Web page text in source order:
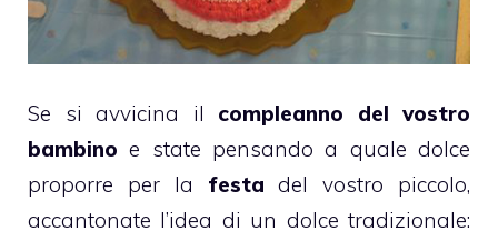
Se si avvicina il compleanno del vostro
bambino e state pensando a quale dolce
proporre per la festa del vostro piccolo,
accantonate l’idea di un dolce tradizionale: